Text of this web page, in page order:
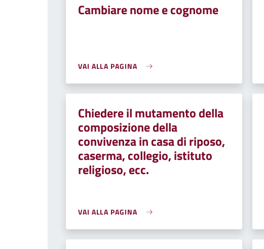
Cambiare nome e cognome
VAI ALLA PAGINA
Chiedere il mutamento della
composizione della
convivenza in casa di riposo,
caserma, collegio, istituto
religioso, ecc.
VAI ALLA PAGINA